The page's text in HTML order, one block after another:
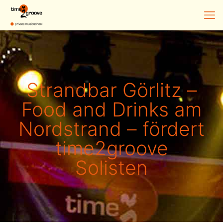
Strandbar Görlitz –
Food and Drinks am
Nordstrand – fördert
time2groove
Solisten